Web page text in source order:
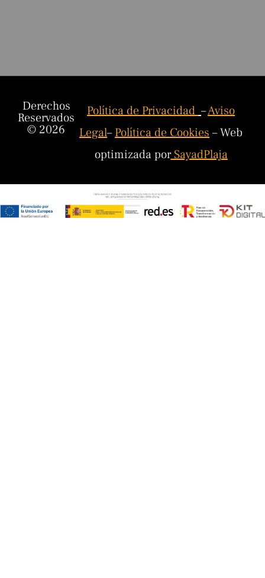
Derechos
Reservados
© 2026
Política de Privacidad–Aviso
Legal–Política de Cookies– Web
optimizada porSayadPlaja